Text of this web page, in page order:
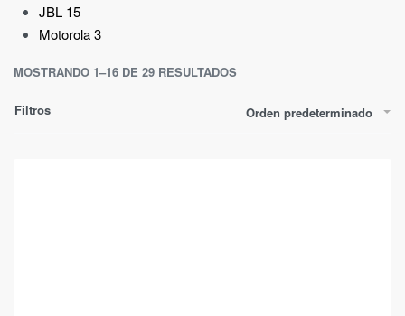
JBL 15
Motorola3
MOSTRANDO 1–16 DE 29 RESULTADOS
Orden predeterminado
Filtros